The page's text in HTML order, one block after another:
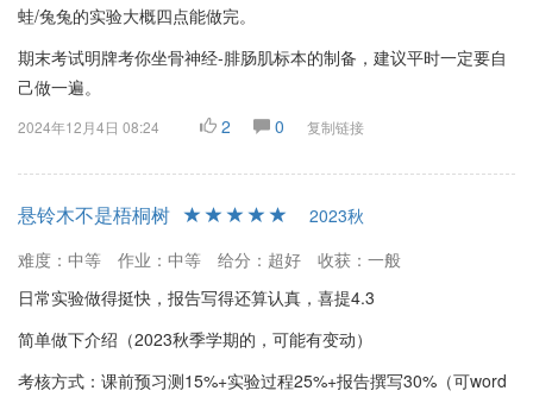
蛙/兔兔的实验大概四点能做完。
期末考试明牌考你坐骨神经-腓肠肌标本的制备，建议平时一定要自
己做一遍。
2024年12月4日 08:24 2 0 复制链接
悬铃木不是梧桐树
2023秋
难度：中等
作业：中等 给分：超好
收获：一般
日常实验做得挺快，报告写得还算认真，喜提4.3
简单做下介绍（2023秋季学期的，可能有变动）
考核方式：课前预习测15%+实验过程25%+报告撰写30%（可word